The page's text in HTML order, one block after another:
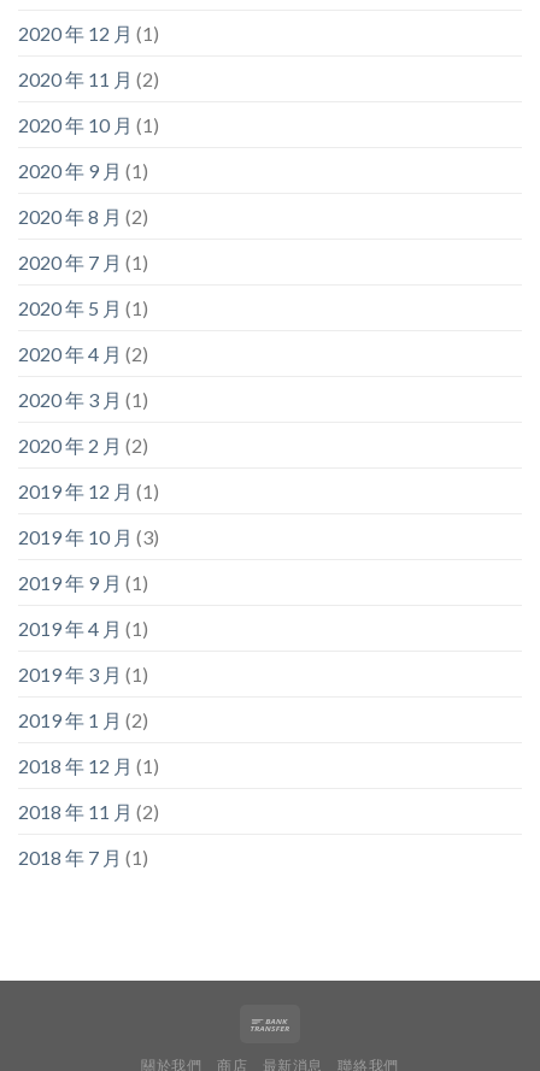
2020 年 12 月 (1)
2020 年 11 月 (2)
2020 年 10 月 (1)
2020 年 9 月 (1)
2020 年 8 月 (2)
2020 年 7 月 (1)
2020 年 5 月 (1)
2020 年 4 月 (2)
2020 年 3 月 (1)
2020 年 2 月 (2)
2019 年 12 月 (1)
2019 年 10 月 (3)
2019 年 9 月 (1)
2019 年 4 月 (1)
2019 年 3 月 (1)
2019 年 1 月 (2)
2018 年 12 月 (1)
2018 年 11 月 (2)
2018 年 7 月 (1)
關於我們 商店 最新消息 聯絡我們